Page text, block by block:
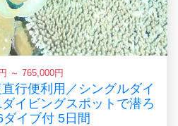
～ 765,000円
行便利用／シングルダイ
イビングスポットで潜ろ
ダイブ付 5日間